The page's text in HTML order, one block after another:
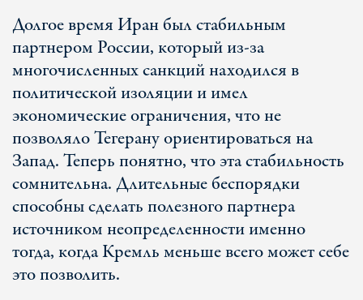
Долгое время Иран был стабильным
партнером России, который из-за
многочисленных санкций находился в
политической изоляции и имел
экономические ограничения, что не
позволяло Тегерану ориентироваться на
Запад. Теперь понятно, что эта стабильность
сомнительна. Длительные беспорядки
способны сделать полезного партнера
источником неопределенности именно
тогда, когда Кремль меньше всего может себе
это позволить.